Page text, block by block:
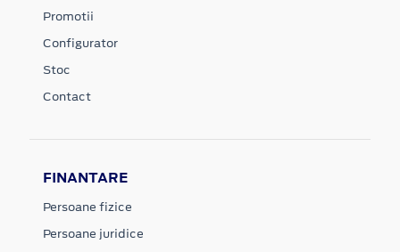
Promotii
Configurator
Stoc
Contact
FINANTARE
Persoane fizice
Persoane juridice